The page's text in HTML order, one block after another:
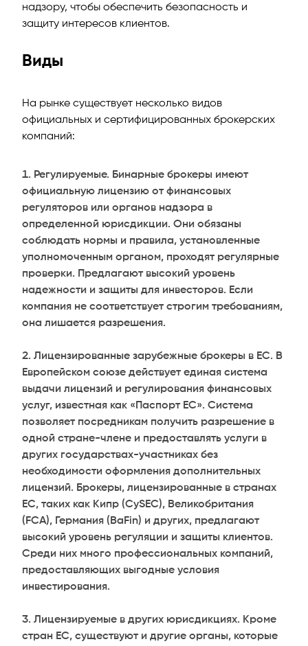
надзору, чтобы обеспечить безопасность и
защиту интересов клиентов.
Виды
На рынке существует несколько видов
официальных и сертифицированных брокерских
компаний:
Регулируемые. Бинарные брокеры имеют
официальную лицензию от финансовых
регуляторов или органов надзора в
определенной юрисдикции. Они обязаны
соблюдать нормы и правила, установленные
уполномоченным органом, проходят регулярные
проверки. Предлагают высокий уровень
надежности и защиты для инвесторов. Если
компания не соответствует строгим требованиям,
она лишается разрешения.
Лицензированные зарубежные брокеры в ЕС. В
Европейском союзе действует единая система
выдачи лицензий и регулирования финансовых
услуг, известная как «Паспорт ЕС». Система
позволяет посредникам получить разрешение в
одной стране-члене и предоставлять услуги в
других государствах-участниках без
необходимости оформления дополнительных
лицензий. Брокеры, лицензированные в странах
ЕС, таких как Кипр (CySEC), Великобритания
(FCA), Германия (BaFin) и других, предлагают
высокий уровень регуляции и защиты клиентов.
Среди них много профессиональных компаний,
предоставляющих выгодные условия
инвестирования.
Лицензируемые в других юрисдикциях. Кроме
стран ЕС, существуют и другие органы, которые